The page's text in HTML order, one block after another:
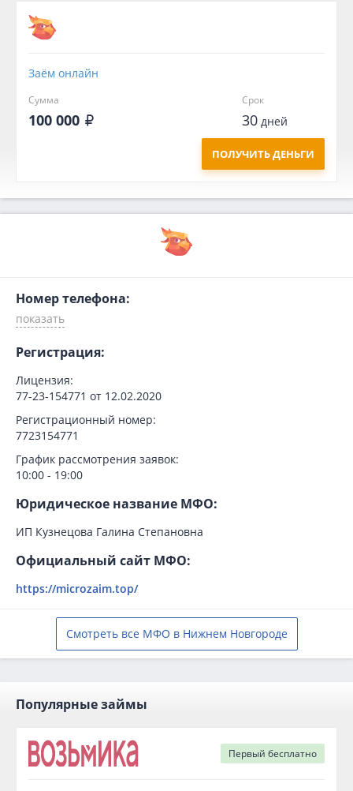
Заём онлайн
Сумма
100 000
Срок
30дней
ПОЛУЧИТЬ ДЕНЬГИ
Номер телефона:
Регистрация:
Лицензия:
77-23-154771 от 12.02.2020
Регистрационный номер:
7723154771
График рассмотрения заявок:
10:00 - 19:00
Юридическое название МФО:
ИП Кузнецова Галина Степановна
Официальный сайт МФО:
https://microzaim.top/
Смотреть все МФО в Нижнем Новгороде
Популярные займы
Первый бесплатно